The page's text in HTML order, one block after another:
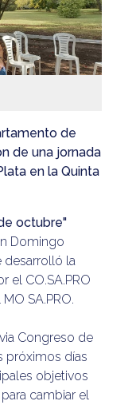
de
de una jornada
en la Quinta
octubre"
Domingo
desarrolló la
el CO.SA.PRO
SA.PRO.
Congreso de
próximos días
objetivos
cambiar el